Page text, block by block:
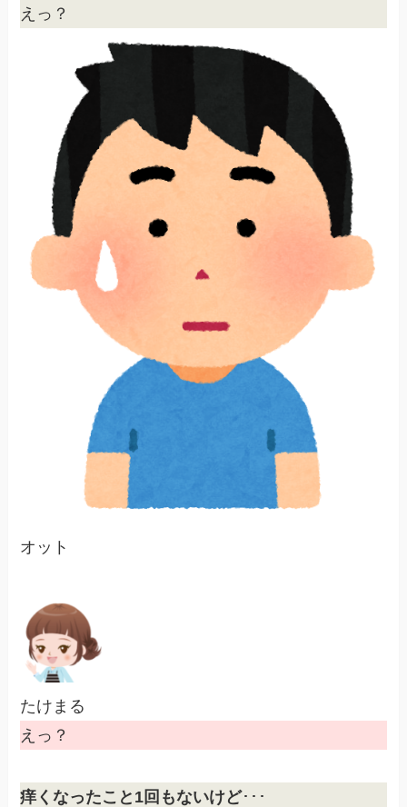
えっ？
オット
たけまる
えっ？
痒くなったこと1回もないけど･･･